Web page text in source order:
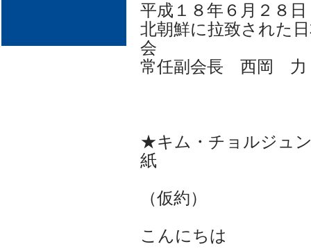
平成１８年６月２８日
北朝鮮に拉致された
会
常任副会長 西岡 力
★キム・チョルジュ
紙
（仮約）
こんにちは